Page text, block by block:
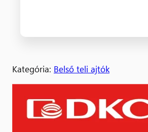
Kategória: Belső teli ajtók